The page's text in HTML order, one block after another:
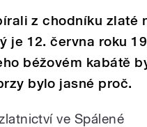
z chodníku zlaté
je 12. června roku
béžovém kabátě
bylo jasné proč.
ve Spálené